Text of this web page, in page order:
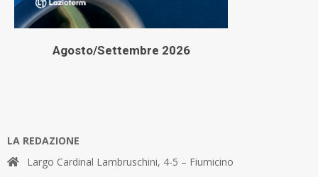
Agosto/Settembre 2026
LA REDAZIONE
Largo Cardinal Lambruschini, 4-5 – Fiumicino